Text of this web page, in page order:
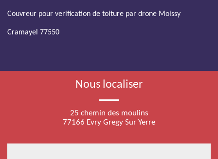
Couvreur pour verification de toiture par drone Moissy
Cramayel 77550
Nous localiser
25 chemin des moulins
77166 Evry Gregy Sur Yerre